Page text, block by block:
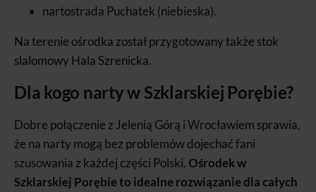
nartostrada Puchatek (niebieska).
Na terenie ośrodka został przygotowany także stok
slalomowy Hala Szrenicka.
Dla kogo narty w Szklarskiej Porębie?
Dobre połączenie z Jelenią Górą i Wrocławiem sprawia,
że na narty mogą bez problemów dojechać fani
szusowania z każdej części Polski. Ośrodek w
Szklarskiej Porębie to idealne rozwiązanie dla całych